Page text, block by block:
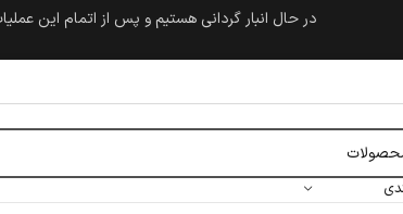
در حال انبار گردانی هستیم و پس از اتمام این